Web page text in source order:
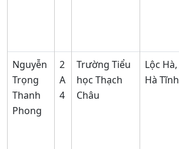
Nguyễn
Trọng
Thanh
Phong
2
A
4
Trường Tiểu
học Thạch
Châu
Lộc Hà,
Hà Tĩnh